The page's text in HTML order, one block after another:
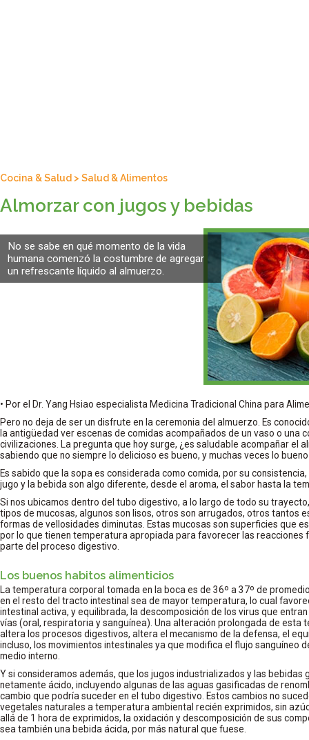
Cocina & Salud > Salud & Alimentos
Almorzar con jugos y bebidas
No se sabe en qué momento de la vida
humana comenzó la costumbre de agregar
un refrescante líquido al almuerzo.
• Por el Dr. Yang Hsiao especialista Medicina Tradicional China para
Pero no deja de ser un disfrute en la ceremonia del almuerzo. Es
la antigüedad ver escenas de comidas acompañados de un vaso o una
civilizaciones. La pregunta que hoy surge, ¿es saludable acompañar el
sabiendo que no siempre lo delicioso es bueno, y muchas veces lo
Es sabido que la sopa es considerada como comida, por su
jugo y la bebida son algo diferente, desde el aroma, el sabor hasta la
Si nos ubicamos dentro del tubo digestivo, a lo largo de todo su
tipos de mucosas, algunos son lisos, otros son arrugados, otros tantos
formas de vellosidades diminutas. Estas mucosas son superficies que
por lo que tienen temperatura apropiada para favorecer las reacciones
parte del proceso digestivo.
Los buenos habitos alimenticios
La temperatura corporal tomada en la boca es de 36º a 37º de
en el resto del tracto intestinal sea de mayor temperatura, lo cual
intestinal activa, y equilibrada, la descomposición de los virus que
vías (oral, respiratoria y sanguínea). Una alteración prolongada de esta
altera los procesos digestivos, altera el mecanismo de la defensa, el
incluso, los movimientos intestinales ya que modifica el flujo sanguíneo
medio interno.
Y si consideramos además, que los jugos industrializados y las bebidas
netamente ácido, incluyendo algunas de las aguas gasificadas de
cambio que podría suceder en el tubo digestivo. Estos cambios no
vegetales naturales a temperatura ambiental recién exprimidos, sin
allá de 1 hora de exprimidos, la oxidación y descomposición de sus
sea también una bebida ácida, por más natural que fuese.